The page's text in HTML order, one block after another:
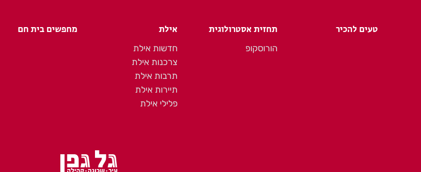
טעים להכיר תחזית אסטרולוגית
הורוסקופ
אילת
חדשות אילת
צרכנות אילת
תרבות אילת
תיירות אילת
פלילי אילת
מחפשים בית חם